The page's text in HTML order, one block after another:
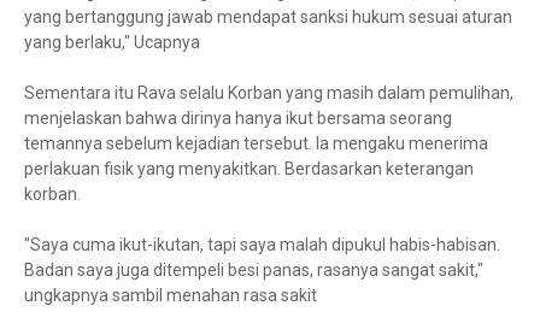
yang bertanggung jawab mendapat sanksi hukum sesuai aturan
yang berlaku," Ucapnya
Sementara itu Rava selalu Korban yang masih dalam pemulihan,
menjelaskan bahwa dirinya hanya ikut bersama seorang
temannya sebelum kejadian tersebut. Ia mengaku menerima
perlakuan fisik yang menyakitkan. Berdasarkan keterangan
korban.
"Saya cuma ikut-ikutan, tapi saya malah dipukul habis-habisan.
Badan saya juga ditempeli besi panas, rasanya sangat sakit,"
ungkapnya sambil menahan rasa sakit